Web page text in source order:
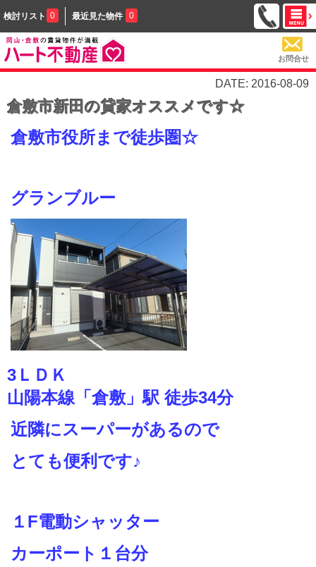
検討リスト 0 最近見た物件 0
お問合せ
DATE: 2016-08-09
倉敷市新田の貸家オススメです☆
倉敷市役所まで徒歩圏☆
グランブルー
3ＬＤＫ
山陽本線「倉敷」駅 徒歩34分
近隣にスーパーがあるので
とても便利です♪
１F電動シャッター
カーポート１台分